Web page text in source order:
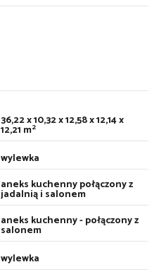
36,22 x 10,32 x 12,58 x 12,14 x
12,21 m2
wylewka
aneks kuchenny połączony z
jadalnią i salonem
aneks kuchenny - połączony z
salonem
wylewka